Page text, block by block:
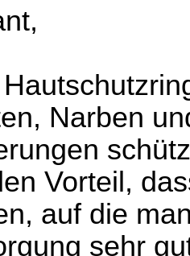
Narben
Vorteil,
auf die
sehr